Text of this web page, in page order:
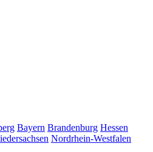
Bayern Brandenburg Hessen
Nordrhein-Westfalen